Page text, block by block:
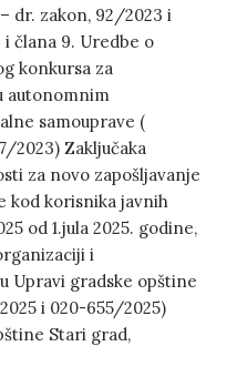
– dr. zakon, 92/2023 i
i člana 9. Uredbe o
konkursa za
autonomnim
samouprave (
2023) Zaključaka
za novo zapošljavanje
kod korisnika javnih
od 1.jula 2025. godine,
i
Upravi gradske opštine
i 020-655/2025)
Stari grad,